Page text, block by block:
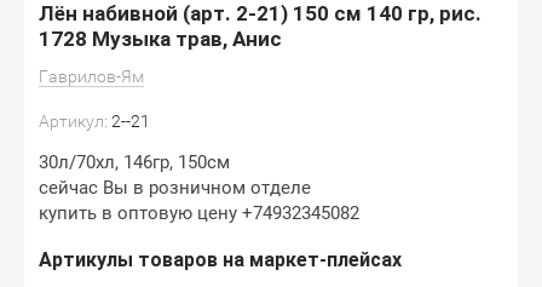
Лён набивной (арт. 2-21) 150 см 140 гр, рис.
1728 Музыка трав, Анис
Гаврилов-Ям
Артикул: 2--21
30л/70хл, 146гр, 150см
сейчас Вы в розничном отделе
купить в оптовую цену +74932345082
Артикулы товаров на маркет-плейсах